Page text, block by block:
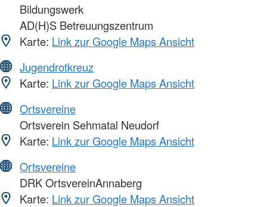
Bildungswerk
AD(H)S Betreuungszentrum
Karte: Link zur Google Maps Ansicht
Jugendrotkreuz
Karte: Link zur Google Maps Ansicht
Ortsvereine
Ortsverein Sehmatal Neudorf
Karte: Link zur Google Maps Ansicht
Ortsvereine
DRK OrtsvereinAnnaberg
Karte: Link zur Google Maps Ansicht